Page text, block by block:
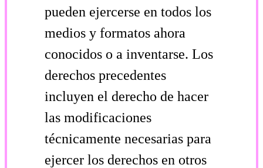
pueden ejercerse en todos los
medios y formatos ahora
conocidos o a inventarse. Los
derechos precedentes
incluyen el derecho de hacer
las modificaciones
técnicamente necesarias para
ejercer los derechos en otros